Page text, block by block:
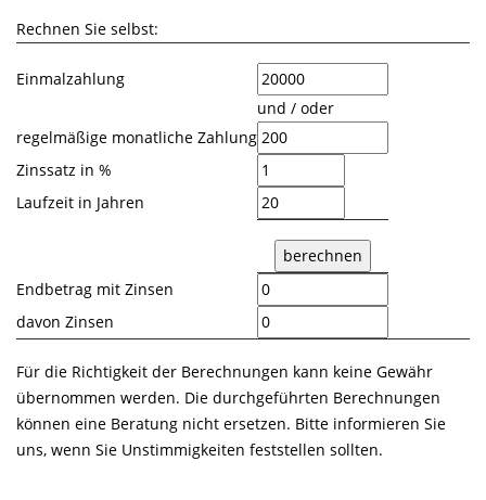
Rechnen Sie selbst:
Einmalzahlung
und / oder
regelmäßige monatliche Zahlung
Zinssatz in %
Laufzeit in Jahren
Endbetrag mit Zinsen
davon Zinsen
Für die Richtigkeit der Berechnungen kann keine Gewähr
übernommen werden. Die durchgeführten Berechnungen
können eine Beratung nicht ersetzen. Bitte informieren Sie
uns, wenn Sie Unstimmigkeiten feststellen sollten.